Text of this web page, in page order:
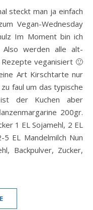
Vegan-Wednesday
Im Moment bin ich
werden alle alt-
veganisiert 🙂
Art Kirschtarte nur
faul um das typische
der Kuchen aber
200gr.
1 EL Sojamehl, 2 EL
EL Mandelmilch Nun
Backpulver, Zucker,